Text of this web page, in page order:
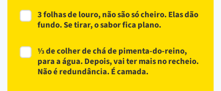
3 folhas de louro, não são só cheiro. Elas dão
fundo. Se tirar, o sabor fica plano.
⅓ de colher de chá de pimenta-do-reino,
para a água. Depois, vai ter mais no recheio.
Não é redundância. É camada.